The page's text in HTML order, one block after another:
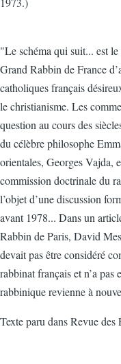
"Le schéma qui suit... est
Grand Rabbin de France
catholiques français
le christianisme. Les
question au cours des
du célèbre philosophe
orientales, Georges Vajda,
commission doctrinale du
l’objet d’une discussion
avant 1978... Dans un
Rabbin de Paris, David
devait pas être considéré
rabbinat français et n’a pas
rabbinique revienne à
Texte paru dans Revue